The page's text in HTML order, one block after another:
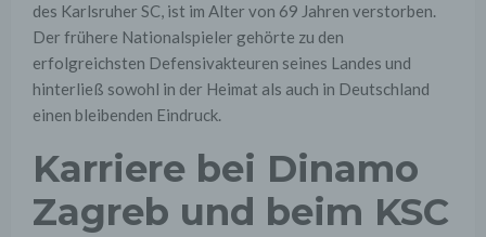
des Karlsruher SC, ist im Alter von 69 Jahren verstorben.
Der frühere Nationalspieler gehörte zu den
erfolgreichsten Defensivakteuren seines Landes und
hinterließ sowohl in der Heimat als auch in Deutschland
einen bleibenden Eindruck.
Karriere bei Dinamo
Zagreb und beim KSC